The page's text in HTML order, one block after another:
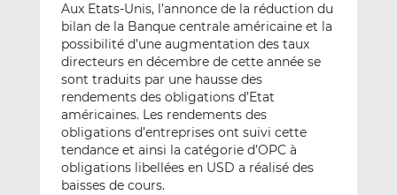
Aux Etats-Unis, l’annonce de la réduction du
bilan de la Banque centrale américaine et la
possibilité d’une augmentation des taux
directeurs en décembre de cette année se
sont traduits par une hausse des
rendements des obligations d’Etat
américaines. Les rendements des
obligations d’entreprises ont suivi cette
tendance et ainsi la catégorie d’OPC à
obligations libellées en USD a réalisé des
baisses de cours.